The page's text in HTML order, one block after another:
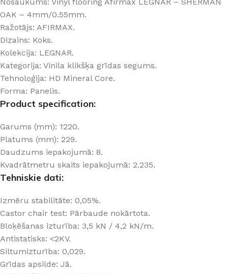
OAK – 4mm/0.55mm.
Ražotājs: AFIRMAX.
Dizains: Koks.
Kolekcija: LEGNAR.
Kategorija: Vinila klikšķa grīdas segums.
Tehnoloģija: HD Mineral Core.
Forma: Panelis.
Product specification:
Garums (mm): 1220.
Platums (mm): 229.
Daudzums iepakojumā: 8.
Kvadrātmetru skaits iepakojumā: 2.235.
Tehniskie dati:
Izmēru stabilitāte: 0,05%.
Castor chair test: Pārbaude nokārtota.
Bloķēšanas izturība: 3,5 kN / 4,2 kN/m.
Antistatisks: <2KV.
Siltumizturība: 0,029.
Grīdas apsilde: Jā.